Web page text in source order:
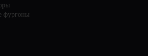
фургоны